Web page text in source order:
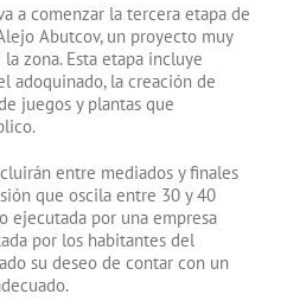
a comenzar la tercera etapa de
Abutcov, un proyecto muy
zona. Esta etapa incluye
adoquinado, la creación de
juegos y plantas que
entre mediados y finales
que oscila entre 30 y 40
ejecutada por una empresa
por los habitantes del
su deseo de contar con un